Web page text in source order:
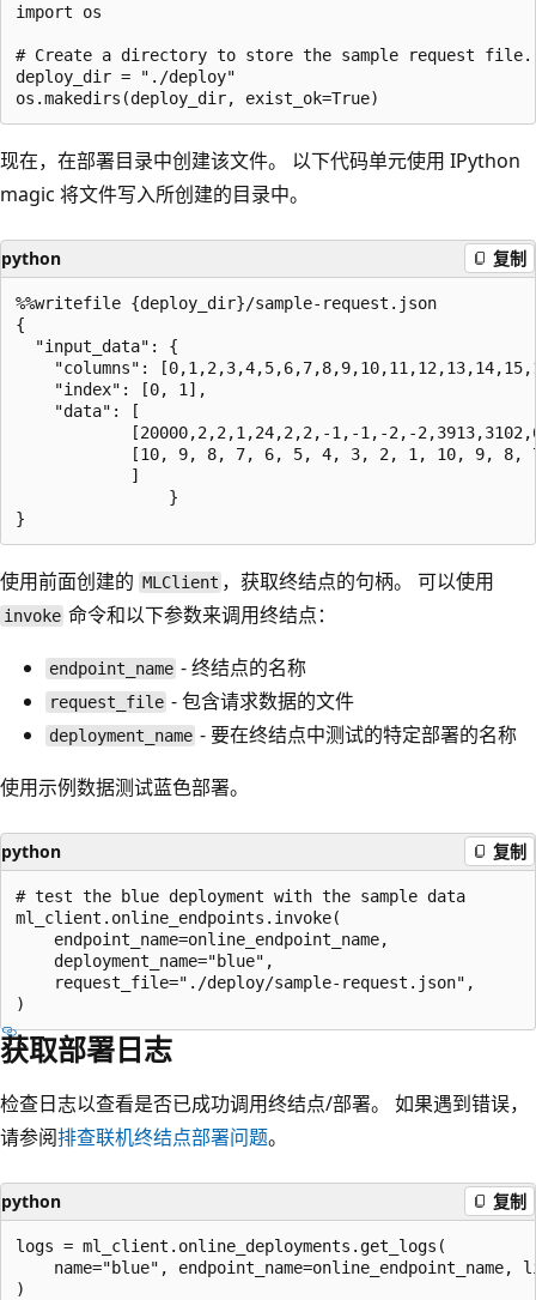
import os
# Create a directory to store the sample request file.
deploy_dir = "./deploy"
现在，在部署目录中创建该文件。 以下代码单元使用 IPython
magic 将文件写入所创建的目录中。
python 复制
%%writefile {deploy_dir}/sample-request.json
{
  "input_data": {
"columns":
    "index": [0, 1],
    "data": [
[20000,2,2,1,24,2,2,-1,-1,-2,-
[10, 9, 8, 7, 6, 5, 4, 3, 2, 1, 10, 9, 8,
            ]
                }
使用前面创建的 MLClient ，获取终结点的句柄。 可以使用
invoke 命令和以下参数来调用终结点：
endpoint_name - 终结点的名称
request_file - 包含请求数据的文件
deployment_name - 要在终结点中测试的特定部署的名称
使用示例数据测试蓝色部署。
python 复制
# test the blue deployment with the sample data
ml_client.online_endpoints.invoke(
    endpoint_name=online_endpoint_name,
    deployment_name="blue",
    request_file="./deploy/sample-request.json",
获取部署日志
检查日志以查看是否已成功调用终结点/部署。 如果遇到错误，
请参阅排查联机终结点部署问题。
python 复制
logs = ml_client.online_deployments.get_logs(
name="blue", endpoint_name=online_endpoint_name,
)